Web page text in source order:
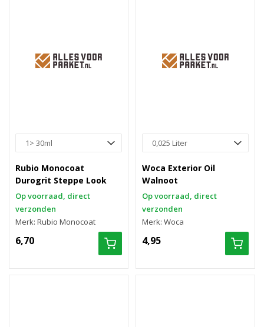
Rubio Monocoat
Durogrit Steppe Look
Op voorraad, direct
verzonden
Merk: Rubio Monocoat
6,70
Woca Exterior Oil
Walnoot
Op voorraad, direct
verzonden
Merk: Woca
4,95